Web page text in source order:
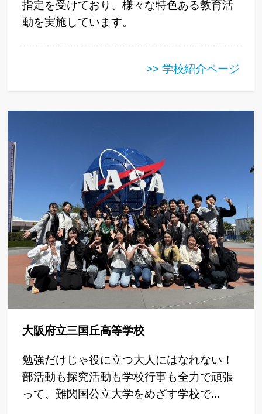
指定を受けており、様々な特色ある教育活
動を実施しています。
>> 学校紹介ページ
大阪府立三国丘高等学校
勉強だけじゃ役に立つ大人にはなれない！
部活動も探究活動も学校行事も全力で頑張
って、難関国公立大学をめざす学校で...